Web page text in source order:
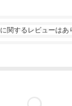
に関するレビューはあ